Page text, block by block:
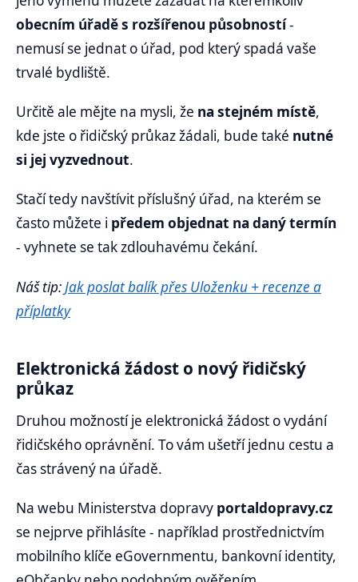
obecním úřadě s rozšířenou působností-
nemusí se jednat o úřad, pod který spadá vaše
trvalé bydliště.
Určitě ale mějte na mysli, že na stejném místě,
kde jste o řidičský průkaz žádali, bude také nutné
si jej vyzvednout.
Stačí tedy navštívit příslušný úřad, na kterém se
často můžete i předem objednat na daný termín
- vyhnete se tak zdlouhavému čekání.
Náš tip: Jak poslat balík přes Uloženku + recenze a
příplatky
Elektronická žádost o nový řidičský
průkaz
Druhou možností je elektronická žádost o vydání
řidičského oprávnění. To vám ušetří jednu cestu a
čas strávený na úřadě.
Na webu Ministerstva dopravy portaldopravy.cz
se nejprve přihlásíte - například prostřednictvím
mobilního klíče eGovernmentu, bankovní identity,